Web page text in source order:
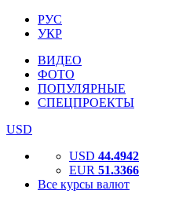
РУС
УКР
ВИДЕО
ФОТО
ПОПУЛЯРНЫЕ
СПЕЦПРОЕКТЫ
USD
USD 44.4942
EUR 51.3366
Все курсы валют